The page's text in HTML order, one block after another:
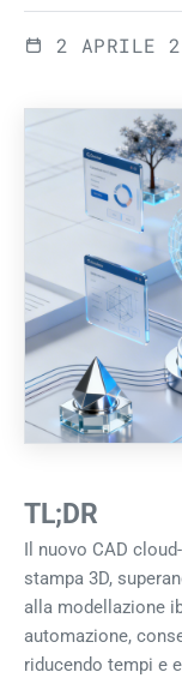
2 APRILE
TL;DR
Il nuovo CAD
stampa 3D,
alla modellazione
automazione,
riducendo tempi e